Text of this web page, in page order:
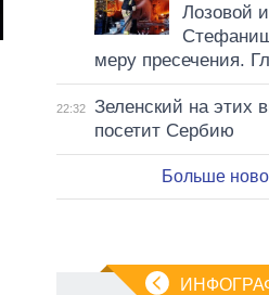
Лозовой
меру пресечения.
22:32
Зеленский на этих
посетит Сербию
Больше